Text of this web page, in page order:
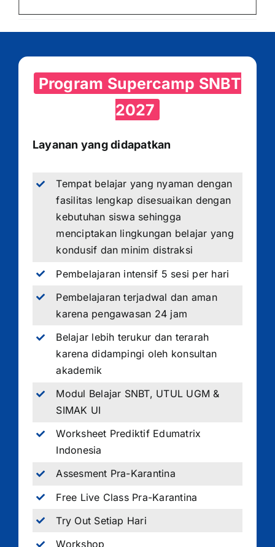
Program Supercamp SNBT
2027
Layanan yang didapatkan
Tempat belajar yang nyaman dengan
fasilitas lengkap disesuaikan dengan
kebutuhan siswa sehingga
menciptakan lingkungan belajar yang
kondusif dan minim distraksi
Pembelajaran intensif 5 sesi per hari
Pembelajaran terjadwal dan aman
karena pengawasan 24 jam
Belajar lebih terukur dan terarah
karena didampingi oleh konsultan
akademik
Modul Belajar SNBT, UTUL UGM &
SIMAK UI
Worksheet Prediktif Edumatrix
Indonesia
Assesment Pra-Karantina
Free Live Class Pra-Karantina
Try Out Setiap Hari
Workshop